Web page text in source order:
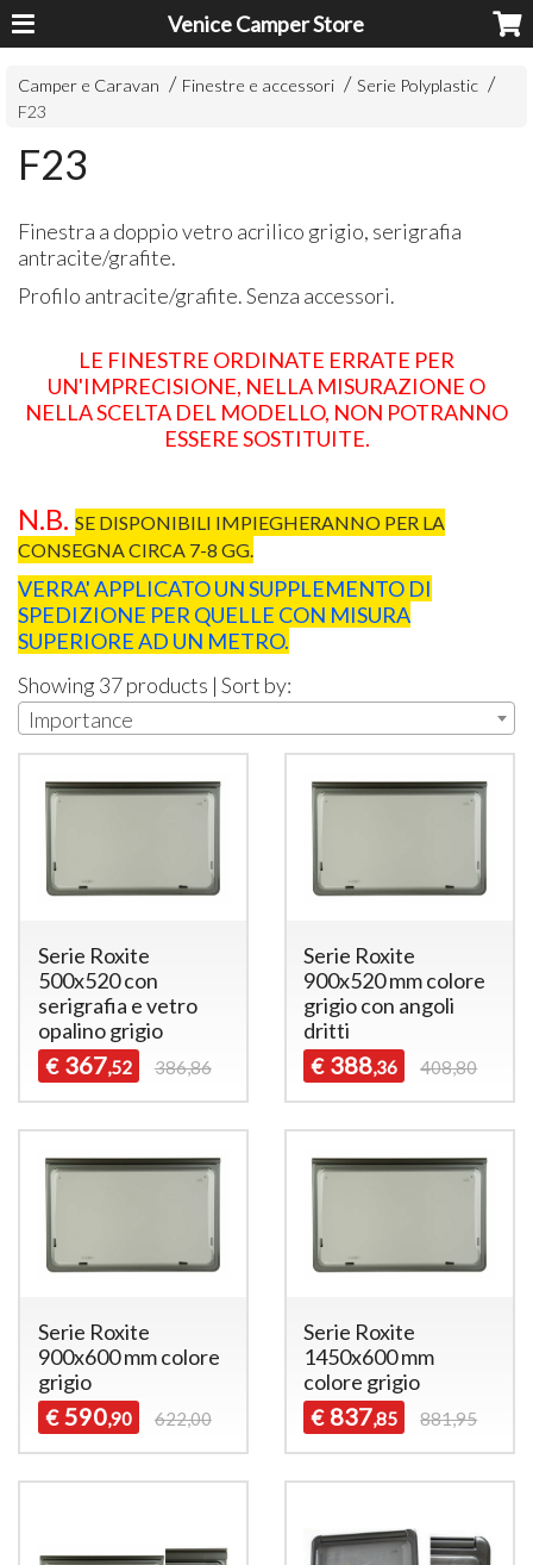
Venice Camper Store
Camper e Caravan Finestre e accessori
Serie Polyplastic
F23
F23
Finestra a doppio vetro acrilico grigio, serigrafia
antracite/grafite.
Profilo antracite/grafite. Senza accessori.
LE FINESTRE ORDINATE ERRATE PER
UN'IMPRECISIONE, NELLA MISURAZIONE O
NELLA SCELTA DEL MODELLO, NON POTRANNO
ESSERE SOSTITUITE.
N.B.SE DISPONIBILI IMPIEGHERANNO PER LA
CONSEGNA CIRCA 7-8 GG.
VERRA' APPLICATO UN SUPPLEMENTO DI
SPEDIZIONE PER QUELLE CON MISURA
SUPERIORE AD UN METRO.
Showing 37 products | Sort by:
Importance
Serie Roxite
500x520 con
serigrafia e vetro
opalino grigio
€ 367,52 386,86
Serie Roxite
900x520 mm colore
grigio con angoli
dritti
€ 388,36 408,80
Serie Roxite
900x600 mm colore
grigio
€ 590,90 622,00
Serie Roxite
1450x600 mm
colore grigio
€ 837,85 881,95